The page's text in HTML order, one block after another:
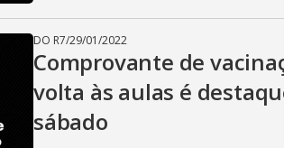
DO R7/29/01/2022
Comprovante de
volta às aulas é
sábado